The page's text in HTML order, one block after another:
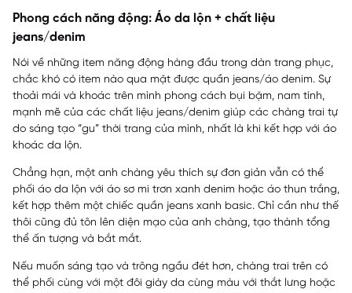
Phong cách năng động: Áo da lộn + chất liệu
jeans/denim
Nói về những item năng động hàng đầu trong dàn trang phục,
chắc khó có item nào qua mặt được quần jeans/áo denim. Sự
thoải mái và khoác trên mình phong cách bụi bặm, nam tính,
mạnh mẽ của các chất liệu jeans/denim giúp các chàng trai tự
do sáng tạo “gu” thời trang của mình, nhất là khi kết hợp với áo
khoác da lộn.
Chẳng hạn, một anh chàng yêu thích sự đơn giản vẫn có thể
phối áo da lộn với áo sơ mi trơn xanh denim hoặc áo thun trắng,
kết hợp thêm một chiếc quần jeans xanh basic. Chỉ cần như thế
thôi cũng đủ tôn lên diện mạo của anh chàng, tạo thành tổng
thể ấn tượng và bắt mắt.
Nếu muốn sáng tạo và trông ngầu đét hơn, chàng trai trên có
thể phối cùng với một đôi giày da cùng màu với thắt lưng hoặc